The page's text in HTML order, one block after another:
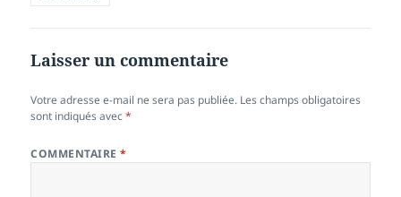
Laisser un commentaire
Votre adresse e-mail ne sera pas publiée. Les champs obligatoires
sont indiqués avec*
COMMENTAIRE*